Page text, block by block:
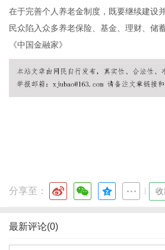
在于完善个人养老金制度，既要继续建设
民众陷入众多养老保险、基金、理财、储
《中国金融家》
分享至：
最新评论(0)